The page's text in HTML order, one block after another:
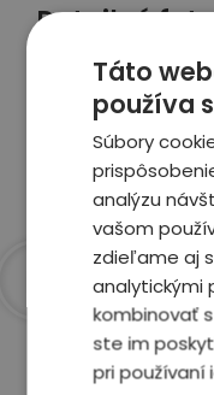
Detailné
Celé auto z
vrátane závad a
Zobraziť
Prečo
voľba
Táto
používa
Súbory
analýzu
vašom
zdieľame aj
analytickými
kombinovať
ste im
pri používaní